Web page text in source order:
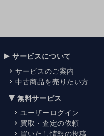
サービスについて
サービスのご案内
中古商品を売りたい方
無料サービス
ユーザーログイン
買取・査定の依頼
買いたし情報の投稿